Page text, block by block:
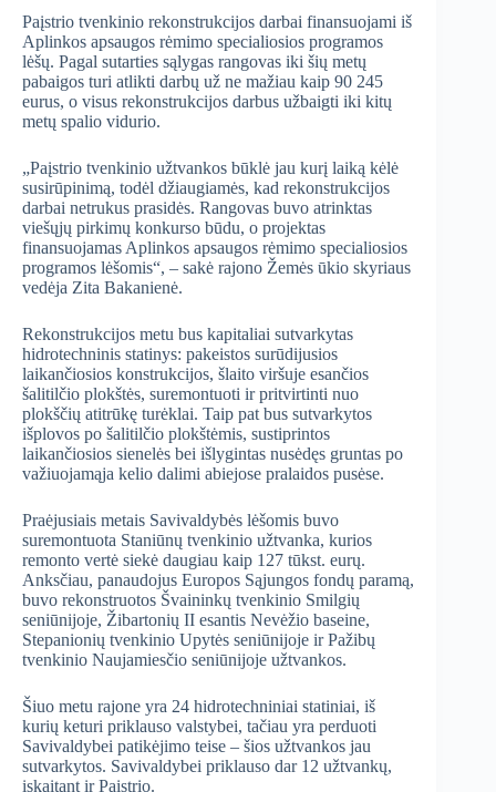
Paįstrio tvenkinio rekonstrukcijos darbai finansuojami iš
Aplinkos apsaugos rėmimo specialiosios programos
lėšų. Pagal sutarties sąlygas rangovas iki šių metų
pabaigos turi atlikti darbų už ne mažiau kaip 90 245
eurus, o visus rekonstrukcijos darbus užbaigti iki kitų
metų spalio vidurio.
„Paįstrio tvenkinio užtvankos būklė jau kurį laiką kėlė
susirūpinimą, todėl džiaugiamės, kad rekonstrukcijos
darbai netrukus prasidės. Rangovas buvo atrinktas
viešųjų pirkimų konkurso būdu, o projektas
finansuojamas Aplinkos apsaugos rėmimo specialiosios
programos lėšomis“, – sakė rajono Žemės ūkio skyriaus
vedėja Zita Bakanienė.
Rekonstrukcijos metu bus kapitaliai sutvarkytas
hidrotechninis statinys: pakeistos surūdijusios
laikančiosios konstrukcijos, šlaito viršuje esančios
šalitilčio plokštės, suremontuoti ir pritvirtinti nuo
plokščių atitrūkę turėklai. Taip pat bus sutvarkytos
išplovos po šalitilčio plokštėmis, sustiprintos
laikančiosios sienelės bei išlygintas nusėdęs gruntas po
važiuojamąja kelio dalimi abiejose pralaidos pusėse.
Praėjusiais metais Savivaldybės lėšomis buvo
suremontuota Staniūnų tvenkinio užtvanka, kurios
remonto vertė siekė daugiau kaip 127 tūkst. eurų.
Anksčiau, panaudojus Europos Sąjungos fondų paramą,
buvo rekonstruotos Švaininkų tvenkinio Smilgių
seniūnijoje, Žibartonių II esantis Nevėžio baseine,
Stepanionių tvenkinio Upytės seniūnijoje ir Pažibų
tvenkinio Naujamiesčio seniūnijoje užtvankos.
Šiuo metu rajone yra 24 hidrotechniniai statiniai, iš
kurių keturi priklauso valstybei, tačiau yra perduoti
Savivaldybei patikėjimo teise – šios užtvankos jau
sutvarkytos. Savivaldybei priklauso dar 12 užtvankų,
įskaitant ir Paįstrio.